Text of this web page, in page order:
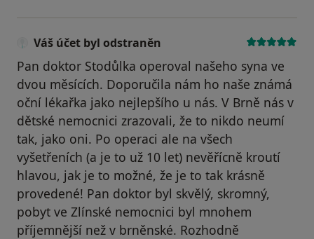
Váš účet byl odstraněn
Pan doktor Stodůlka operoval našeho syna ve
dvou měsících. Doporučila nám ho naše známá
oční lékařka jako nejlepšího u nás. V Brně nás v
dětské nemocnici zrazovali, že to nikdo neumí
tak, jako oni. Po operaci ale na všech
vyšetřeních (a je to už 10 let) nevěřícně kroutí
hlavou, jak je to možné, že je to tak krásně
provedené! Pan doktor byl skvělý, skromný,
pobyt ve Zlínské nemocnici byl mnohem
příjemnější než v brněnské. Rozhodně